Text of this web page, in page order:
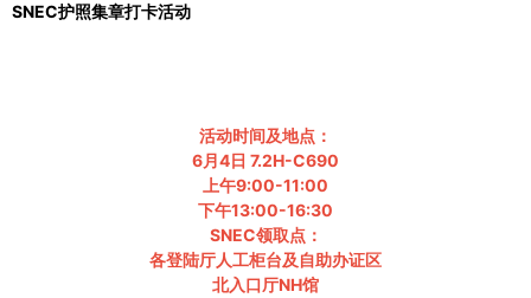
SNEC护照集章打卡活动
活动时间及地点：
6月4日 7.2H-C690
上午9:00-11:00
下午13:00-16:30
SNEC领取点：
各登陆厅人工柜台及自助办证区
北入口厅NH馆